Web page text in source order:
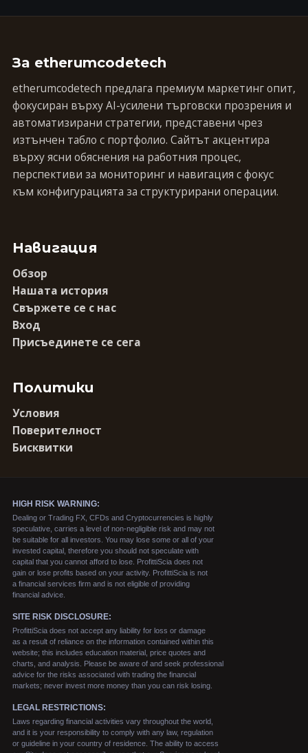
За etherumcodetech
etherumcodetech предлага премиум маркетинг опит,
фокусиран върху AI-усилени търговски прозрения и
автоматизирани стратегии, представени чрез
изтънчен табло с портфолио. Сайтът акцентира
върху ясни обяснения на работния процес,
перспективи за мониторинг и навигация с фокус
към конфигурацията за структурирани операции.
Навигация
Обзор
Нашата история
Свържете се с нас
Вход
Присъединете се сега
Политики
Условия
Поверителност
Бисквитки